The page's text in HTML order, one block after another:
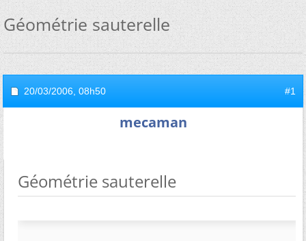
Géométrie sauterelle
20/03/2006, 08h50 #1
mecaman
Géométrie sauterelle